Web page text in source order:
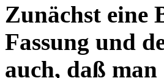
Zunächst eine
Fassung und
auch, daß man